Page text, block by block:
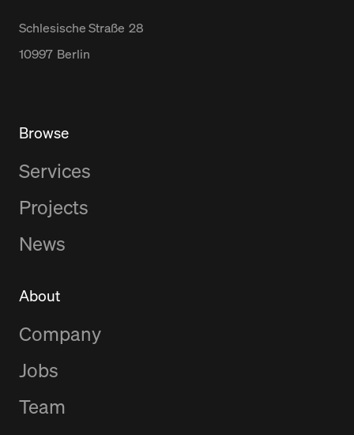
Schlesische Straße 28
10997 Berlin
Browse
Services
Projects
News
About
Company
Jobs
Team